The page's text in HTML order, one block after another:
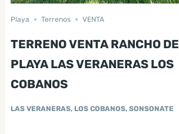
Playa Terrenos VENTA
TERRENO VENTA RANCHO DE
PLAYA LAS VERANERAS LOS
COBANOS
LAS VERANERAS, LOS COBANOS, SONSONATE